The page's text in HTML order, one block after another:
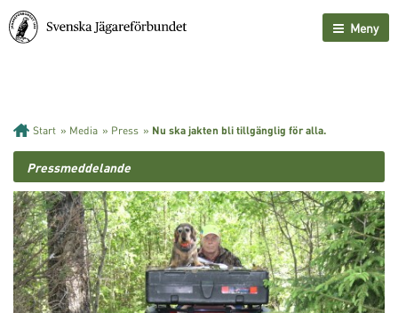
Meny
Start » Media » Press » Nu ska jakten bli tillgänglig för alla.
Pressmeddelande